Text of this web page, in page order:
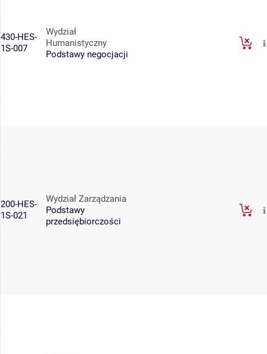
430-HES-
1S-007
Wydział
Humanistyczny
Podstawy negocjacji
200-HES-
1S-021
Wydział Zarządzania
Podstawy
przedsiębiorczości